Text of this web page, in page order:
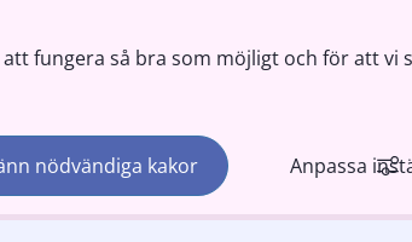
fungera så bra som möjligt och för att vi
nödvändiga kakor Anpassa